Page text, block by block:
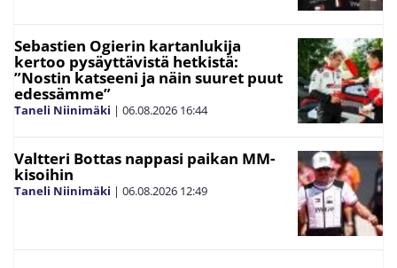
Sebastien Ogierin kartanlukija
kertoo pysäyttävistä hetkistä:
”Nostin katseeni ja näin suuret puut
edessämme”
Taneli Niinimäki | 06.08.2026 16:44
Valtteri Bottas nappasi paikan MM-
kisoihin
Taneli Niinimäki | 06.08.2026 12:49